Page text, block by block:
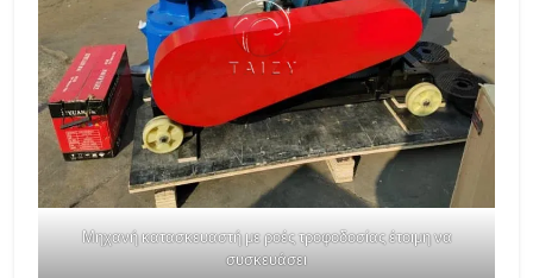
Μηχανή κατασκευαστή με ροές τροφοδοσίας έτοιμη να
συσκευάσει